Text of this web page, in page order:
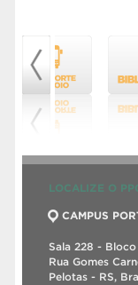
LOCALIZE O
CAMPUS
Sala 228 -
Rua Gomes
Pelotas - RS,